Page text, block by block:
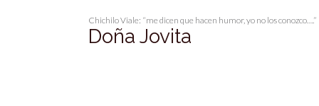
Chichilo Viale: “me dicen que hacen humor, yo no los conozco….”
Doña Jovita